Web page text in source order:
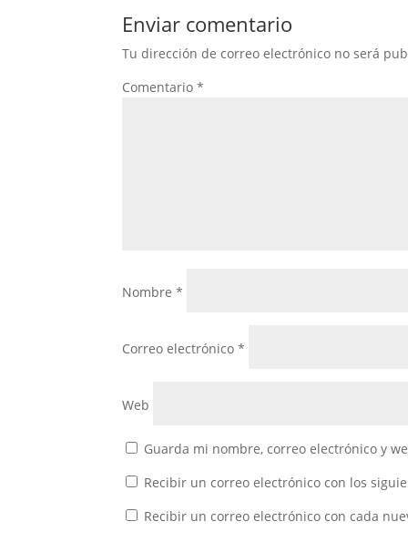
Enviar comentario
Tu dirección de correo electrónico no será
Comentario*
Nombre*
Correo electrónico*
Web
Guarda mi nombre, correo electrónico y
Recibir un correo electrónico con los
Recibir un correo electrónico con cada